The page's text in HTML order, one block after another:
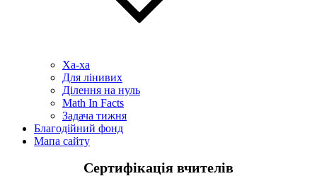
Ха-ха
Для лінивих
Ділення на нуль
Math In Facts
Задача тижня
Благодійний фонд
Мапа сайту
Сертифікація вчителів